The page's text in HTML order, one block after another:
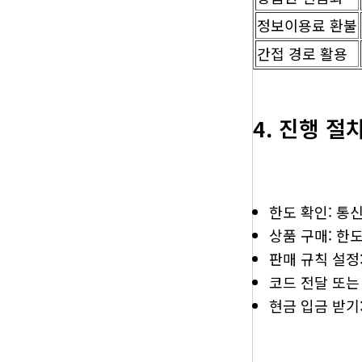
정보이용료 환불
간접 경로 활용
4. 진행 절
한도 확인: 통
상품 구매: 한
판매 규칙 설
코드 전달 또
현금 입금 받